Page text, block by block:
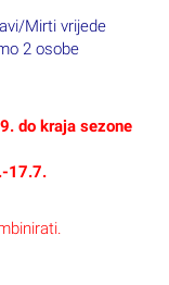
Mirti vrijede
2 osobe
do kraja sezone
17.7.